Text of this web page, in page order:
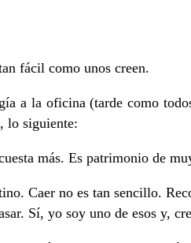
fácil como unos creen.
la oficina (tarde como
lo siguiente:
más. Es patrimonio de
Caer no es tan sencillo.
Sí, yo soy uno de esos y,